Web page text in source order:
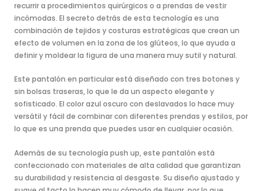
recurrir a procedimientos quirúrgicos o a prendas de vestir
incómodas. El secreto detrás de esta tecnología es una
combinación de tejidos y costuras estratégicas que crean un
efecto de volumen en la zona de los glúteos, lo que ayuda a
definir y moldear la figura de una manera muy sutil y natural.
Este pantalón en particular está diseñado con tres botones y
sin bolsas traseras, lo que le da un aspecto elegante y
sofisticado. El color azul oscuro con deslavados lo hace muy
versátil y fácil de combinar con diferentes prendas y estilos, por
lo que es una prenda que puedes usar en cualquier ocasión.
Además de su tecnología push up, este pantalón está
confeccionado con materiales de alta calidad que garantizan
su durabilidad y resistencia al desgaste. Su diseño ajustado y